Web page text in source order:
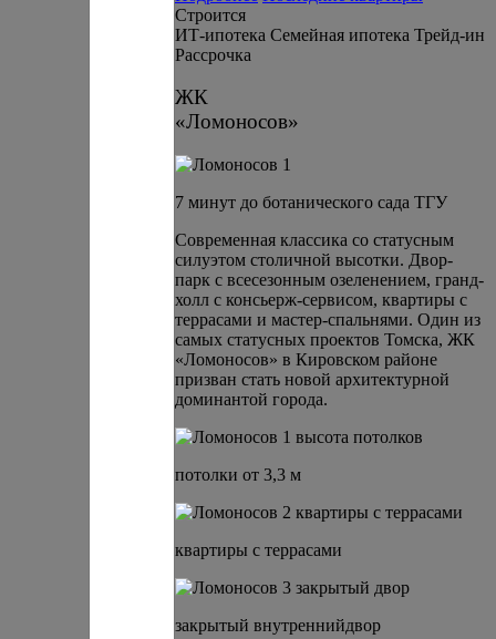
Строится
ИТ-ипотека Семейная ипотека Трейд-ин
Рассрочка
ЖК
«Ломоносов»
7 минут до ботанического сада ТГУ
Современная классика со статусным
силуэтом столичной высотки. Двор-
парк с всесезонным озеленением, гранд-
холл с консьерж-сервисом, квартиры с
террасами и мастер-спальнями. Один из
самых статусных проектов Томска, ЖК
«Ломоносов» в Кировском районе
призван стать новой архитектурной
доминантой города.
потолки от 3,3 м
квартиры с террасами
закрытый внутреннийдвор